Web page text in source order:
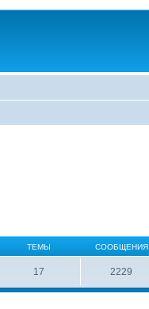
ТЕМЫ СООБЩЕНИЯ
17 2229